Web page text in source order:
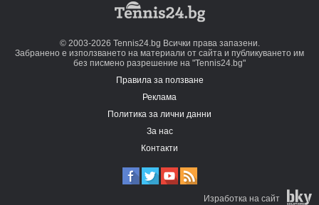
© 2003-2026 Tennis24.bg Всички права запазени.
Забранено е използването на материали от сайта и публикуването им
без писмено разрешение на "Tennis24.bg"
Правила за ползване
Реклама
Политика за лични данни
За нас
Контакти
Изработка на сайт